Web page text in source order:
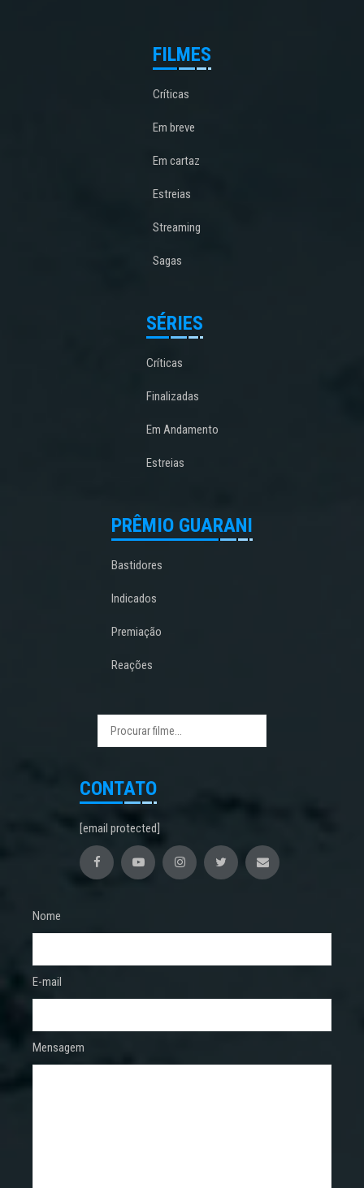
FILMES
Críticas
Em breve
Em cartaz
Estreias
Streaming
Sagas
SÉRIES
Críticas
Finalizadas
Em Andamento
Estreias
PRÊMIO GUARANI
Bastidores
Indicados
Premiação
Reações
CONTATO
[email protected]
Nome
E-mail
Mensagem